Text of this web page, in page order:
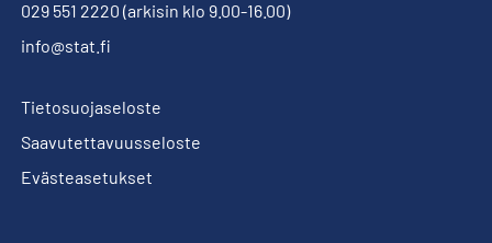
029 551 2220 (arkisin klo 9.00-16.00)
info@stat.fi
Tietosuojaseloste
Saavutettavuusseloste
Evästeasetukset